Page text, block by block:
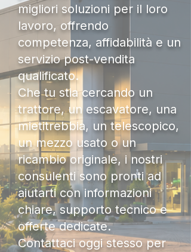
migliori soluzioni per il loro
lavoro, offrendo
competenza, affidabilità e un
servizio post-vendita
qualificato.
Che tu stia cercando un
trattore, un escavatore, una
mietitrebbia, un telescopico,
un mezzo usato o un
ricambio originale, i nostri
consulenti sono pronti ad
aiutarti con informazioni
chiare, supporto tecnico e
offerte dedicate.
Contattaci oggi stesso per